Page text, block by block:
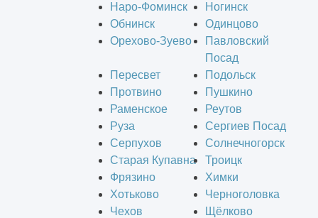
Наро-Фоминск
Ногинск
Обнинск
Одинцово
Орехово-Зуево
Павловский
Посад
Пересвет
Подольск
Протвино
Пушкино
Раменское
Реутов
Руза
Сергиев Посад
Серпухов
Солнечногорск
Старая Купавна
Троицк
Фрязино
Химки
Хотьково
Черноголовка
Чехов
Щёлково